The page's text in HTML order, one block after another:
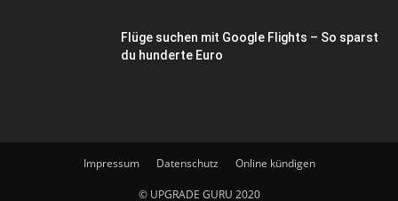
Flüge suchen mit Google Flights – So sparst
du hunderte Euro
Impressum Datenschutz Online kündigen
© UPGRADE GURU 2020